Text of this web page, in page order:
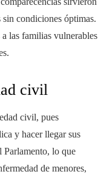
condiciones óptimas.
las familias vulnerables
civil
civil, pues
y hacer llegar sus
Parlamento, lo que
de menores,